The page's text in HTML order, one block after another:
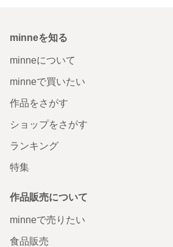
minneを知る
minneについて
minneで買いたい
作品をさがす
ショップをさがす
ランキング
特集
作品販売について
minneで売りたい
食品販売